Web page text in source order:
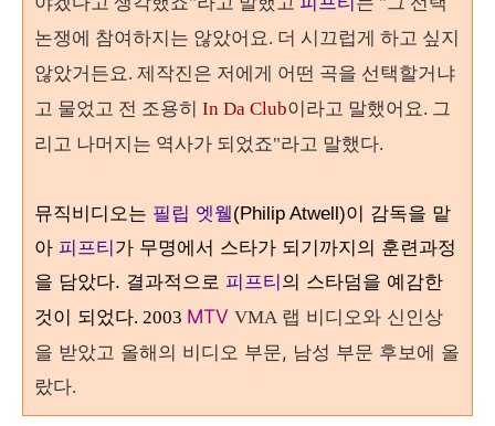
논쟁에 참여하지는 않았어요. 더 시끄럽게 하고 싶지
않았거든요. 제작진은 저에게 어떤 곡을 선택할거냐
고 물었고 전 조용히 In Da Club이라고 말했어요. 그
리고 나머지는 역사가 되었죠"라고 말했다.
뮤직비디오는 필립 엣웰(Philip Atwell)이 감독을 맡
아 피프티 가 무명에서 스타가 되기까지의 훈련과정
을 담았다. 결과적으로 피프티 의 스타덤을 예감한
것이 되었다. 2003 MTV VMA 랩 비디오와 신인상
을 받았고 올해의 비디오 부문, 남성 부문 후보에 올
랐다.